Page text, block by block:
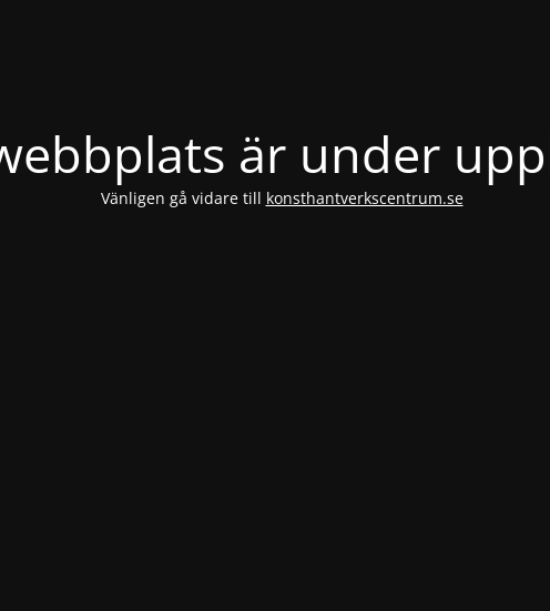
är under
Vänligen gå vidare till konsthantverkscentrum.se